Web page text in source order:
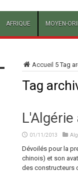
AFRIQUE MOYEN-
Accueil 5Tag
Tag
01/11/2013
Dévoilés pour la
chinois) et son
des constructeurs